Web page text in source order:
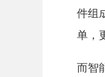
件组
单，
而智